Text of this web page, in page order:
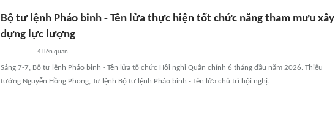
Bộ tư lệnh Pháo binh - Tên lửa thực hiện tốt chức năng tham mưu xây
dựng lực lượng
4 liên quan
Sáng 7-7, Bộ tư lệnh Pháo binh - Tên lửa tổ chức Hội nghị Quân chính 6 tháng đầu năm 2026. Thiếu
tướng Nguyễn Hồng Phong, Tư lệnh Bộ tư lệnh Pháo binh - Tên lửa chủ trì hội nghị.